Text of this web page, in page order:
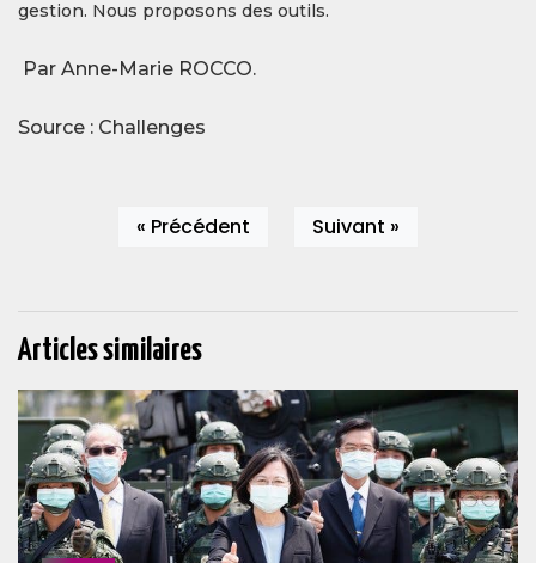
gestion. Nous proposons des outils.
Par Anne-Marie ROCCO.
Source : Challenges
« Précédent Suivant »
Articles similaires